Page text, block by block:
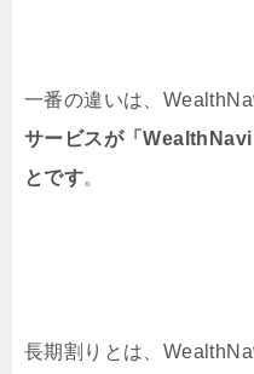
一番の違いは、
サービスが「
とです。
長期割りとは、